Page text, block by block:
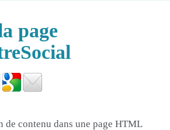
page
de contenu dans une page HTML